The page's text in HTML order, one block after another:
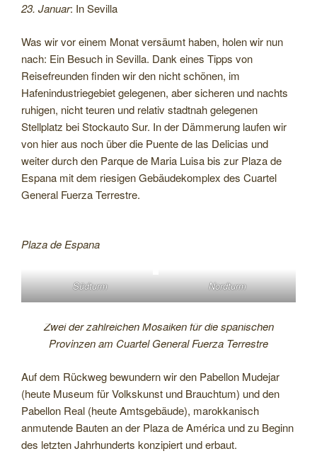
23. Januar: In Sevilla
Was wir vor einem Monat versäumt haben, holen wir nun
nach: Ein Besuch in Sevilla. Dank eines Tipps von
Reisefreunden finden wir den nicht schönen, im
Hafenindustriegebiet gelegenen, aber sicheren und nachts
ruhigen, nicht teuren und relativ stadtnah gelegenen
Stellplatz bei Stockauto Sur. In der Dämmerung laufen wir
von hier aus noch über die Puente de las Delicias und
weiter durch den Parque de Maria Luisa bis zur Plaza de
Espana mit dem riesigen Gebäudekomplex des Cuartel
General Fuerza Terrestre.
Plaza de Espana
Südturm Nordturm
Zwei der zahlreichen Mosaiken für die spanischen
Provinzen am Cuartel General Fuerza Terrestre
Auf dem Rückweg bewundern wir den Pabellon Mudejar
(heute Museum für Volkskunst und Brauchtum) und den
Pabellon Real (heute Amtsgebäude), marokkanisch
anmutende Bauten an der Plaza de América und zu Beginn
des letzten Jahrhunderts konzipiert und erbaut.